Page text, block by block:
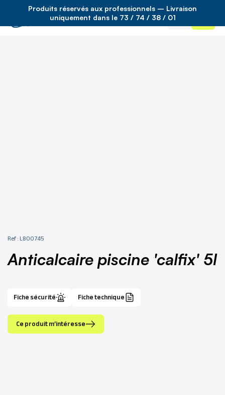
Produits réservés aux professionnels – Livraison
uniquement dans le 73 / 74 / 38 / 01
produits piscine et spa/ Non affecté/
anticalcaire piscine ‘calfix’ 5l
Ref : L800745
anticalcaire piscine 'calfix' 5l
Fiche sécurité Fiche technique
Ce produit m’intéresse